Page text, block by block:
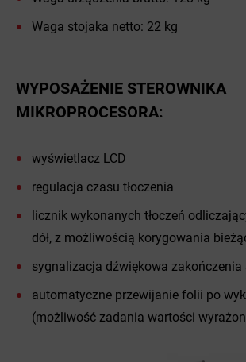
Waga stojaka netto: 22 kg
WYPOSAŻENIE STEROWNIKA
MIKROPROCESORA:
wyświetlacz LCD
regulacja czasu tłoczenia
licznik wykonanych tłoczeń
dół, z możliwością korygowania
sygnalizacja dźwiękowa zakończenia
automatyczne przewijanie folii po
(możliwość zadania wartości